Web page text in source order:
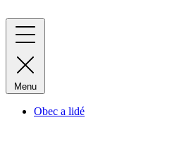
Menu
Obec a lidé